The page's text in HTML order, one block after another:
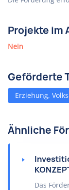
Projekte im
Nein
Geförderte
Erziehung,
Ähnliche
Das